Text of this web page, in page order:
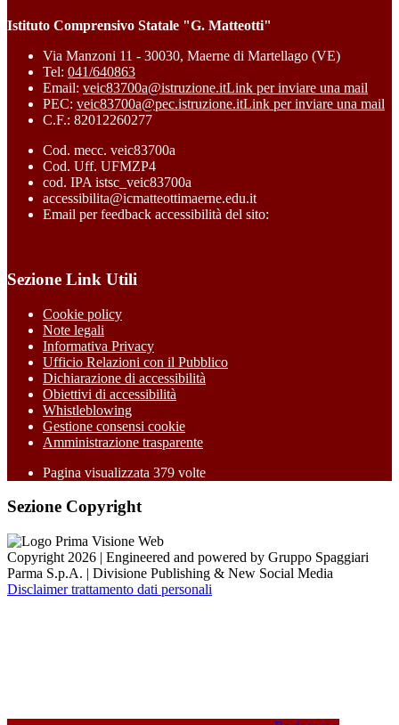
Istituto Comprensivo Statale "G. Matteotti"
Via Manzoni 11 - 30030, Maerne di Martellago (VE)
Tel: 041/640863
Email: veic83700a@istruzione.itLink per inviare una mail
PEC: veic83700a@pec.istruzione.itLink per inviare una mail
C.F.: 82012260277
Cod. mecc. veic83700a
Cod. Uff. UFMZP4
cod. IPA istsc_veic83700a
accessibilita@icmatteottimaerne.edu.it
Email per feedback accessibilità del sito:
Sezione Link Utili
Cookie policy
Note legali
Informativa Privacy
Ufficio Relazioni con il Pubblico
Dichiarazione di accessibilità
Obiettivi di accessibilità
Whistleblowing
Gestione consensi cookie
Amministrazione trasparente
Pagina visualizzata 379 volte
Sezione Copyright
Copyright 2026 | Engineered and powered by Gruppo Spaggiari
Parma S.p.A. | Divisione Publishing & New Social Media
Disclaimer trattamento dati personali